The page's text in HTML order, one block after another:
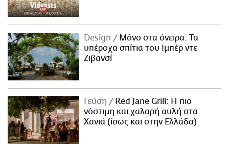
Design
Μόνο στα όνειρα: Τα
υπέροχα σπίτια του Ιμπέρ ντε
Ζιβανσί
Γεύση
Red Jane Grill: Η πιο
νόστιμη και χαλαρή αυλή στα
Χανιά (ίσως και στην Ελλάδα)